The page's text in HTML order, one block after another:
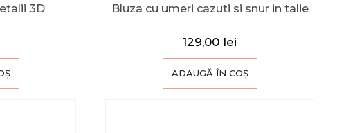
3D Bluza cu umeri cazuti si snur in talie
129,00 lei
ADAUGĂ ÎN COȘ